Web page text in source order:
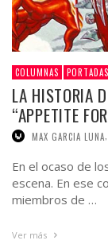
COLUMNAS PORTADAS
LA HISTORIA
“APPETITE
MAX GARCIA LUNA
En el ocaso de
escena. En ese
miembros de …
Ver más